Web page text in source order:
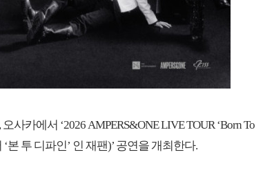
카에서 ‘2026 AMPERS&ONE LIVE TOUR ‘Born To
본 투 디파인’ 인 재팬)’ 공연을 개최한다.